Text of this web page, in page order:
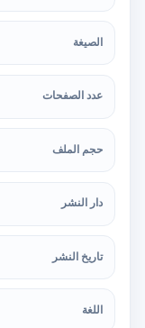
الصيغة
عدد الصفحات
حجم الملف
دار النشر
تاريخ النشر
اللغة